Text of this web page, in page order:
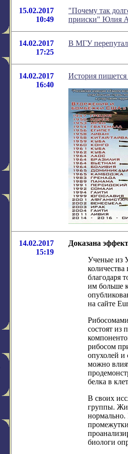
15.02.2017
10:49
"Почему так
прииски" Юлия
14.02.2017
17:25
В МГУ
14.02.2017
16:40
История пишется
14.02.2017
15:19
Доказана
Ученые из
благодаря
им больше
на сайте
состоят из
рибосом
опухолей и
можно
белка в
В своих
группы.
нормально.
биологи